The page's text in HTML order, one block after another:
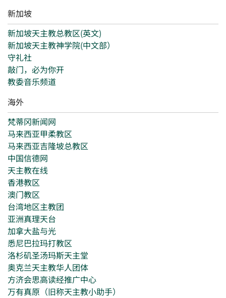
新加坡
新加坡天主教总教区(英文)
新加坡天主教神学院(中文部）
守礼社
敲门，必为你开
教委音乐频道
海外
梵蒂冈新闻网
马来西亚甲柔教区
马来西亚吉隆坡总教区
中国信德网
天主教在线
香港教区
澳门教区
台湾地区主教团
亚洲真理天台
加拿大盐与光
悉尼巴拉玛打教区
洛杉矶圣汤玛斯天主堂
奥克兰天主教华人团体
方济会思高读经推广中心
万有真原（旧称天主教小助手）